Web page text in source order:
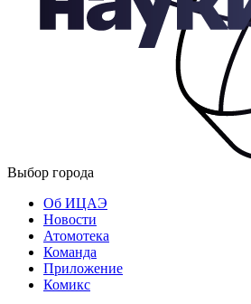
Выбор города
Об ИЦАЭ
Новости
Атомотека
Команда
Приложение
Комикс